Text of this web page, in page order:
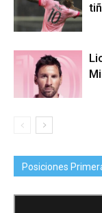
Posiciones